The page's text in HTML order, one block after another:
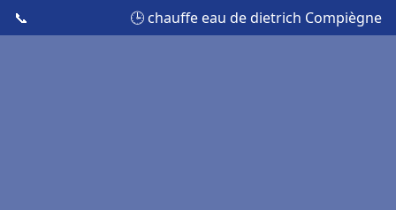
📞 🕒 chauffe eau de dietrich Compiègne